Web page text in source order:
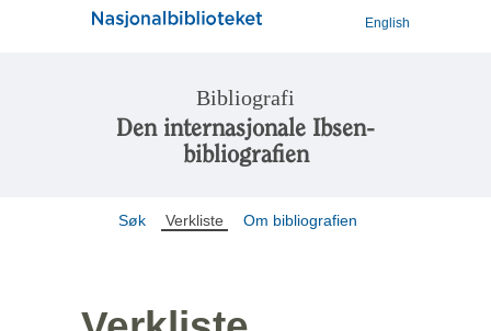
English
Bibliografi
Den internasjonale Ibsen-
bibliografien
Søk Verkliste Om bibliografien